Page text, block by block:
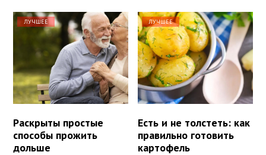
ЛУЧШЕЕ
Раскрыты простые
способы прожить
дольше
ЛУЧШЕЕ
Есть и не толстеть: как
правильно готовить
картофель